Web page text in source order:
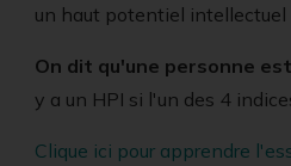
un haut potentiel intellectuel
On dit qu'une personne
y a un HPI si l'un des 4
Clique ici pour apprendre